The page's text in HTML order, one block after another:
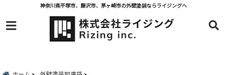
神奈川県平塚市、藤沢市、茅ヶ崎市の外壁塗装ならライジングへ
menu